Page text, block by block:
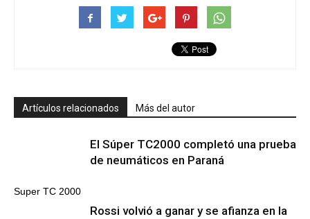
Artículos relacionados Más del autor
Super TC 2000
El Súper TC2000 completó una prueba
de neumáticos en Paraná
Rossi volvió a ganar y se afianza en la